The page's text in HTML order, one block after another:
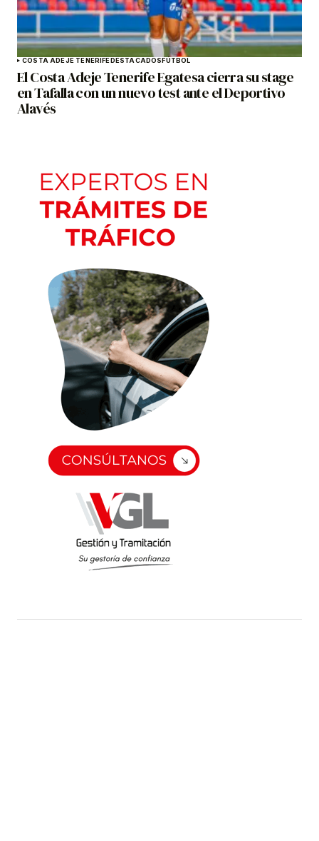
COSTA ADEJE TENERIFEDESTACADOSFÚTBOL
El Costa Adeje Tenerife Egatesa cierra su stage
en Tafalla con un nuevo test ante el Deportivo
Alavés